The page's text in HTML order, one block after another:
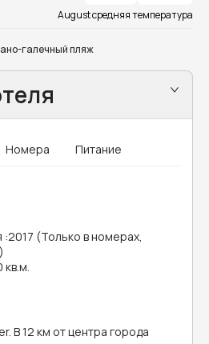
August средняя температура
галечный пляж
Номера Питание
:2017 (Только в номерах,
кв.м.
В 12 км от центра города